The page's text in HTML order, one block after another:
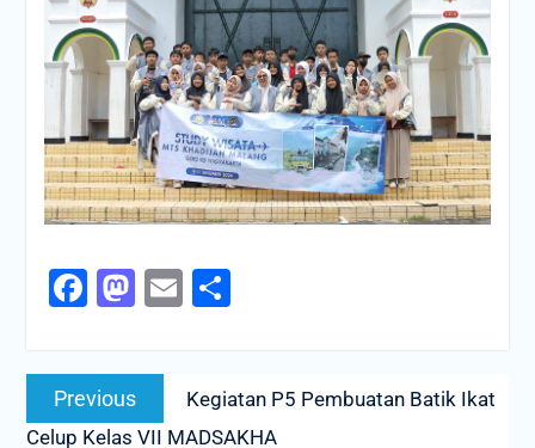
Facebook
Mastodon
EmailShare
Navigasi
posPrevious
Previous
post:
Kegiatan P5 Pembuatan Batik Ikat
Celup Kelas VII MADSAKHA